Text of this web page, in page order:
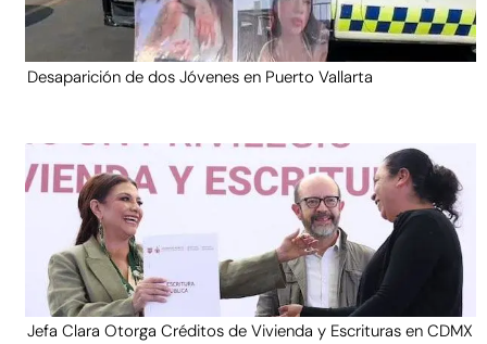
Desaparición de dos Jóvenes en Puerto Vallarta
Jefa Clara Otorga Créditos de Vivienda y Escrituras en CDMX